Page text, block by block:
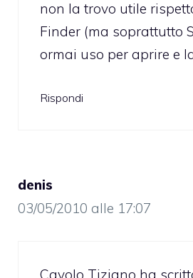
non la trovo utile
Finder (ma soprattutto
ormai uso per aprire e
Rispondi
denis
03/05/2010 alle 17:07
Cavolo Tiziano ha